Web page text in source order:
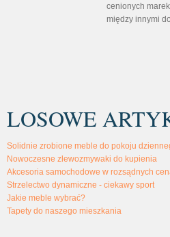
cenionych
między innymi
LOSOWE
Solidnie zrobione meble do pokoju
Nowoczesne zlewozmywaki do kupienia
Akcesoria samochodowe w rozsądnych
Strzelectwo dynamiczne - ciekawy sport
Jakie meble wybrać?
Tapety do naszego mieszkania